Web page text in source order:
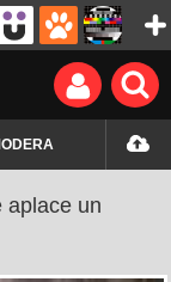
aplace un